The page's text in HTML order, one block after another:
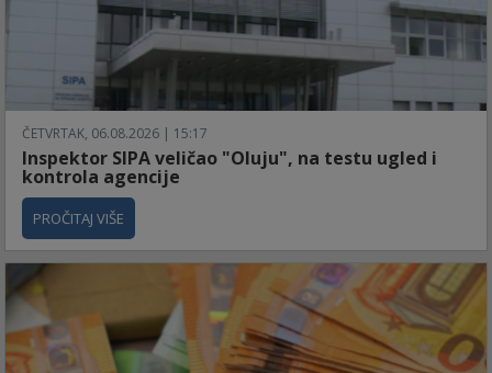
ČETVRTAK, 06.08.2026 | 15:17
Inspektor SIPA veličao "Oluju", na testu ugled i
kontrola agencije
PROČITAJ VIŠE